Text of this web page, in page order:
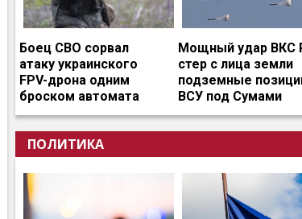
Боец СВО сорвал
атаку украинского
FPV-дрона одним
броском автомата
Мощный удар ВКС
стер с лица земли
подземные
ВСУ под Сумами
ПОЛИТИКА